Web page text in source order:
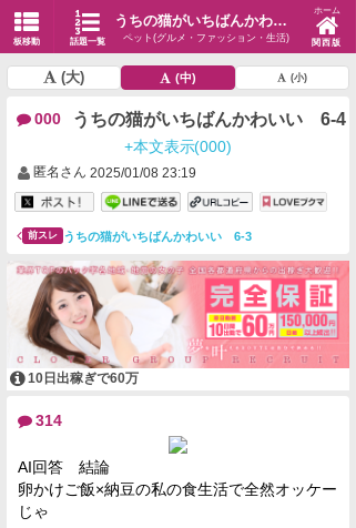
板移動 話題一覧
うちの猫がいちばんかわいい 6-4
ペット(グルメ・ファッション・生活)
ホーム
関西版
(大) (中) (小)
000 うちの猫がいちばんかわいい 6-4
+本文表示(000)
匿名さん 2025/01/08 23:19
前スレ うちの猫がいちばんかわいい 6-3
10日出稼ぎで60万
314
AI回答 結論
卵かけご飯×納豆の私の食生活で全然オッケー
じゃ